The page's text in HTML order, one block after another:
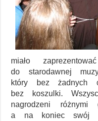
miało
do starodawnej
który bez żadnych
bez koszulki.
nagrodzeni
a na koniec swój